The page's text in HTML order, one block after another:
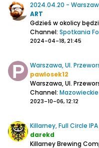
2024.04.20 -
ART
Channel: Spotkania
2024-04-18, 21:45
Warszawa, Ul.
pawlosek12
Warszawa, Ul.
Channel: Mazowieckie
2023-10-06, 12:12
Killarney, Full Circle IPA
darekd